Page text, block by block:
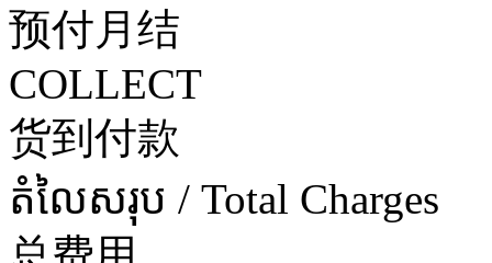
预付月结
COLLECT
货到付款
តំលៃសរុប / Total Charges